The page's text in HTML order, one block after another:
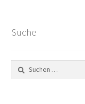
Suche
Suchen
nach: